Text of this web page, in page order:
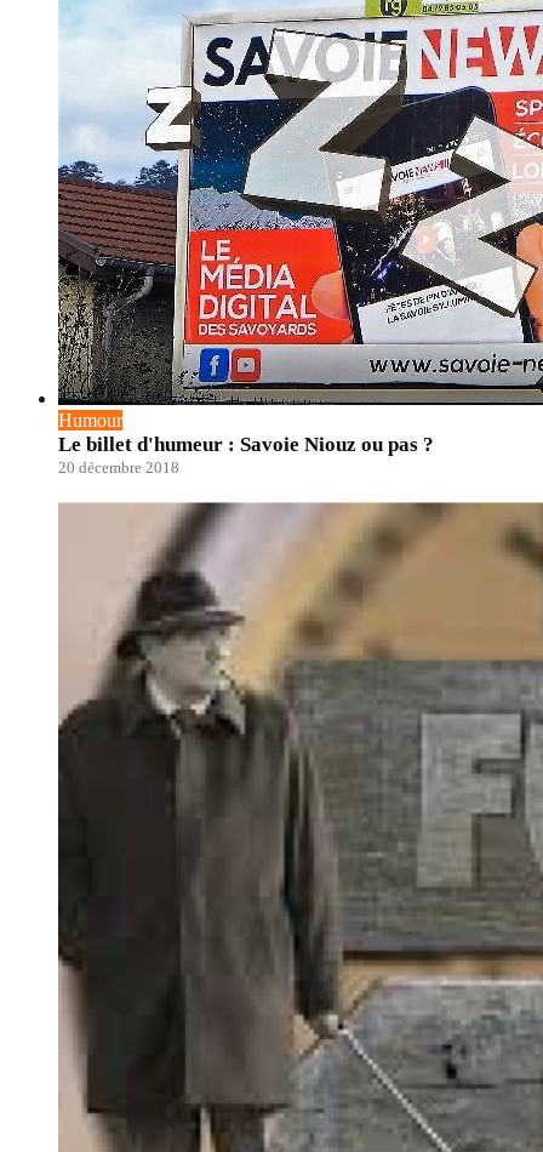
Humour
Le billet d'humeur : Savoie Niouz ou pas ?
20 décembre 2018